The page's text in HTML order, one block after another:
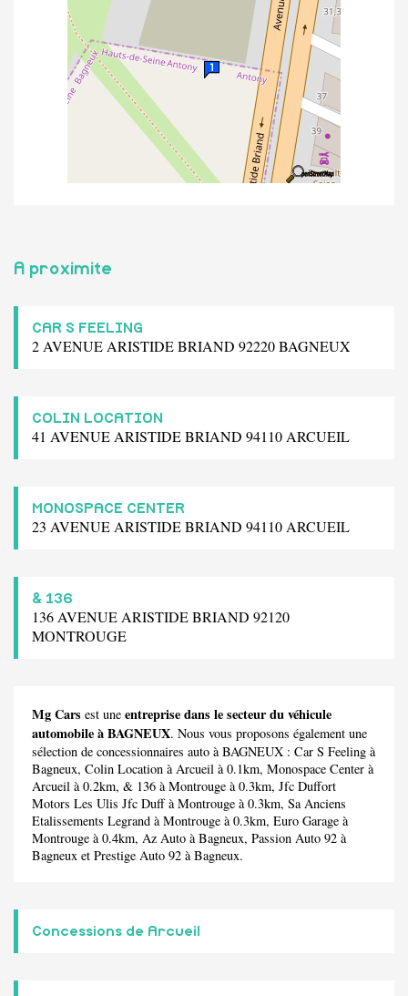
A proximite
CAR S FEELING
2 AVENUE ARISTIDE BRIAND 92220 BAGNEUX
COLIN LOCATION
41 AVENUE ARISTIDE BRIAND 94110 ARCUEIL
MONOSPACE CENTER
23 AVENUE ARISTIDE BRIAND 94110 ARCUEIL
& 136
136 AVENUE ARISTIDE BRIAND 92120
MONTROUGE
Mg Cars est une entreprise dans le secteur du véhicule
automobile à BAGNEUX. Nous vous proposons également une
sélection de concessionnaires auto à BAGNEUX : Car S Feeling à
Bagneux, Colin Location à Arcueil à 0.1km, Monospace Center à
Arcueil à 0.2km, & 136 à Montrouge à 0.3km, Jfc Duffort
Motors Les Ulis Jfc Duffà Montrouge à 0.3km, Sa Anciens
Etalissements Legrand à Montrouge à 0.3km, Euro Garage à
Montrouge à 0.4km, Az Auto à Bagneux, Passion Auto 92 à
Bagneux et Prestige Auto 92 à Bagneux.
Concessions de Arcueil